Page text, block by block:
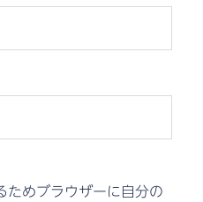
ためブラウザーに自分の